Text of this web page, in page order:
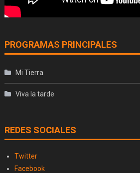
PROGRAMAS PRINCIPALES
Mi Tierra
Viva la tarde
REDES SOCIALES
Twitter
Facebook